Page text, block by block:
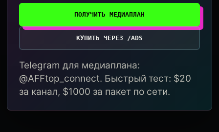
ПОЛУЧИТЬ МЕДИАПЛАН
КУПИТЬ ЧЕРЕЗ /ADS
Telegram для медиаплана:
@AFFtop_connect. Быстрый тест: $20
за канал, $1000 за пакет по сети.